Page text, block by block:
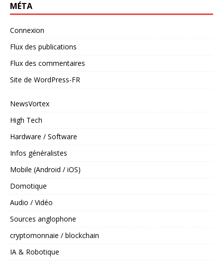
MÉTA
Connexion
Flux des publications
Flux des commentaires
Site de WordPress-FR
NewsVortex
High Tech
Hardware / Software
Infos généralistes
Mobile (Android / iOS)
Domotique
Audio / Vidéo
Sources anglophone
cryptomonnaie / blockchain
IA & Robotique